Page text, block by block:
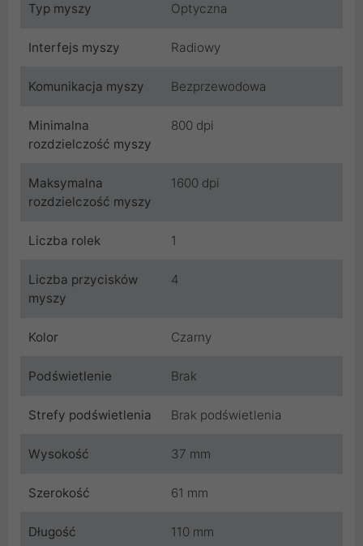
Typ myszy Optyczna
Interfejs myszy Radiowy
Komunikacja myszy Bezprzewodowa
Minimalna
rozdzielczość myszy
800 dpi
Maksymalna
rozdzielczość myszy
1600 dpi
Liczba rolek 1
Liczba przycisków
myszy
4
Kolor Czarny
Podświetlenie Brak
Strefy podświetlenia Brak podświetlenia
Wysokość 37 mm
Szerokość 61 mm
Długość 110 mm